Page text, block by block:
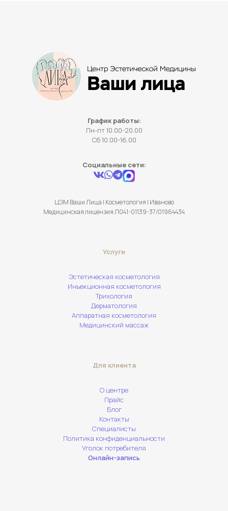
График работы:
Пн-пт 10.00-20.00
Сб 10.00-16.00
Социальные сети:
ЦЭМ Ваши Лица | Косметология | Иваново
Медицинская лицензия Л041-01139-37/01964434
Услуги
Эстетическая косметология
Инъекционная косметология
Трихология
Дерматология
Аппаратная косметология
Медицинский массаж
Для клиента
О центре
Прайс
Блог
Контакты
Специалисты
Политика конфиденциальности
Уголок потребителя
Онлайн-запись